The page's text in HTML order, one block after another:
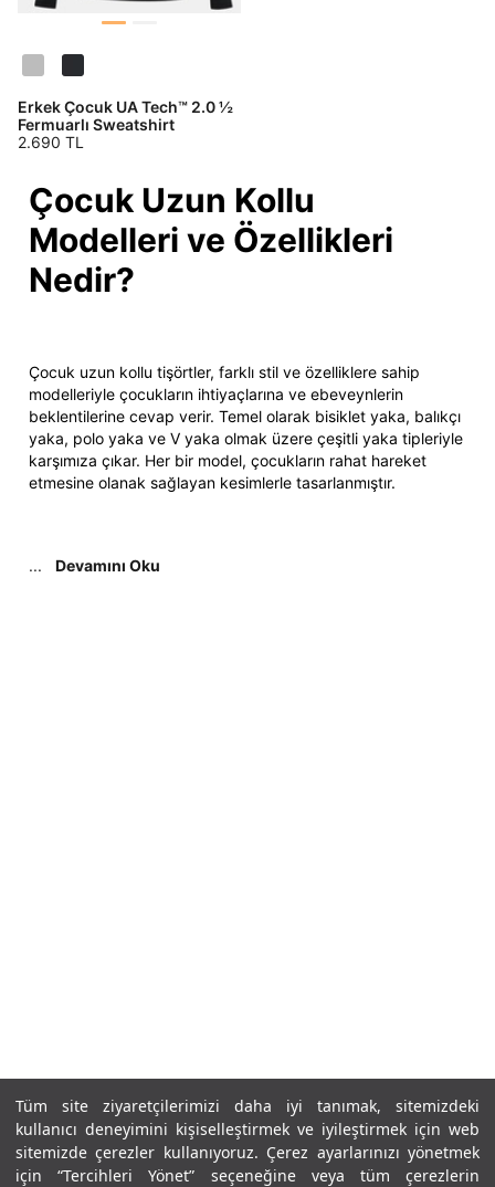
Tüm site ziyaretçilerimizi daha iyi tanımak, sitemizdeki
kullanıcı deneyimini kişiselleştirmek ve iyileştirmek için web
sitemizde çerezler kullanıyoruz. Çerez ayarlarınızı yönetmek
için “Tercihleri Yönet” seçeneğine veya tüm çerezlerin
DOĞRU UNDER
ARMOUR SİTESİNDE
MİSİNİZ?
Hangi bölgede alışveriş yapmak istersin?
Birleşik Krallık Türkiye
Tümünü Gör
Erkek Çocuk UA Tech™ 2.0 ½
Fermuarlı Sweatshirt
2.690 TL
Çocuk Uzun Kollu
Modelleri ve Özellikleri
Nedir?
Çocuk uzun kollu tişörtler, farklı stil ve özelliklere sahip
modelleriyle çocukların ihtiyaçlarına ve ebeveynlerin
beklentilerine cevap verir. Temel olarak bisiklet yaka, balıkçı
yaka, polo yaka ve V yaka olmak üzere çeşitli yaka tipleriyle
karşımıza çıkar. Her bir model, çocukların rahat hareket
etmesine olanak sağlayan kesimlerle tasarlanmıştır.
... Devamını Oku